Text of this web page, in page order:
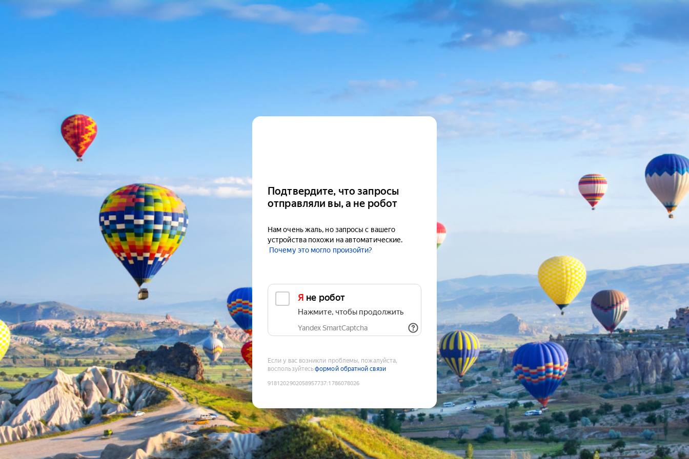
Подтвердите, что запросы
отправляли вы, а не робот
Нам очень жаль, но запросы с вашего
устройства похожи на автоматические.
Почему это могло произойти?
Я не робот
Нажмите, чтобы продолжить
Yandex SmartCaptcha
Если у вас возникли проблемы, пожалуйста,
воспользуйтесьформой обратной связи
9181202902058957737:1786078026